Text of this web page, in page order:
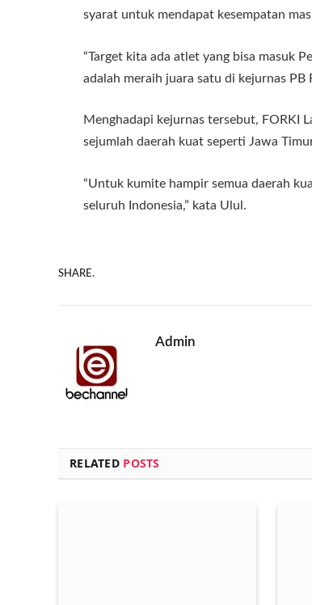
syarat untuk mendapat kesempatan
“Target kita ada atlet yang bisa masuk
adalah meraih juara satu di kejurnas PB
Menghadapi kejurnas tersebut, FORKI
sejumlah daerah kuat seperti Jawa
“Untuk kumite hampir semua daerah
seluruh Indonesia,” kata Ulul.
SHARE.
Admin
RELATED POSTS